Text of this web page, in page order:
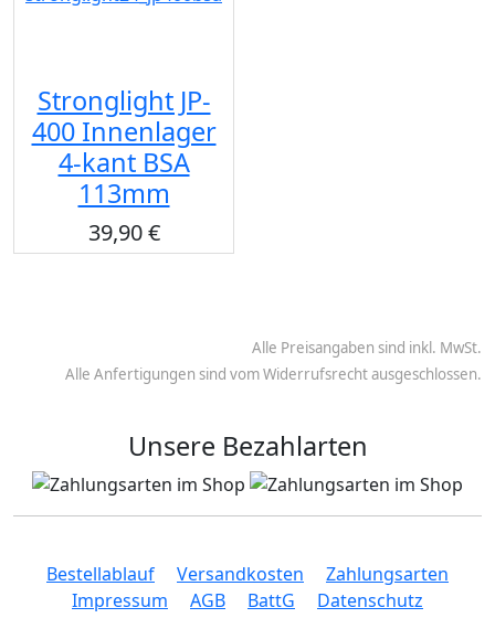
Stronglight JP-
400 Innenlager
4-kant BSA
113mm
39,90 €
Alle Preisangaben sind inkl. MwSt.
Alle Anfertigungen sind vom Widerrufsrecht ausgeschlossen.
Unsere Bezahlarten
Bestellablauf Versandkosten
Zahlungsarten
Impressum
AGB BattG
Datenschutz